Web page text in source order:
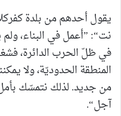
يقول أحدهم من بلدة
نت“: ”أعمل في البناء،
في ظلّ الحرب الدائرة،
المنطقة الحدوديّة، ولا
من جديد. لذلك نتمسّك
آجل“.